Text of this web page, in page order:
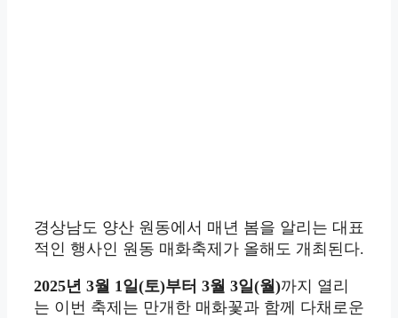
경상남도 양산 원동에서 매년 봄을 알리는 대표
적인 행사인 원동 매화축제가 올해도 개최된다.
2025년 3월 1일(토)부터 3월 3일(월)까지 열리
는 이번 축제는 만개한 매화꽃과 함께 다채로운